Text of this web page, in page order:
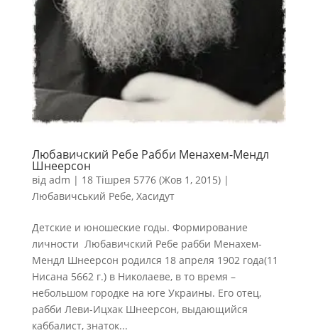
Любавичский Ребе Рабби Менахем-Мендл
Шнеерсон
від adm | 18 Тішрея 5776 (Жов 1, 2015)|
Любавичський Ребе, Хасидут
Детские и юношеские годы. Формирование
личности Любавичский Ребе рабби Менахем-
Мендл Шнеерсон родился 18 апреля 1902 года(11
Нисана 5662 г.) в Николаеве, в то время –
небольшом городке на юге Украины. Его отец,
рабби Леви-Ицхак Шнеерсон, выдающийся
каббалист, знаток...